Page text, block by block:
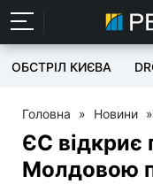
ОБСТРІЛ КИЄВА
Головна » Новини »
ЄС відкриє
Молдовою